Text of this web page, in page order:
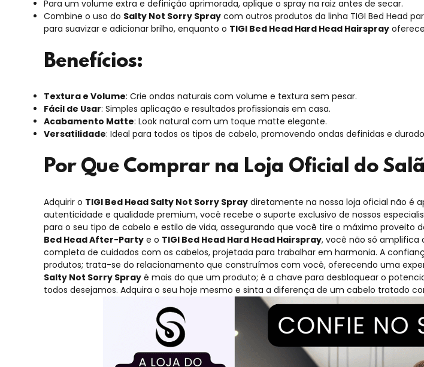
Para um volume extra e definição aprimorada, aplique o spray na raiz antes de secar.
Combine o uso do Salty Not Sorry Spray com outros produtos da linha TIGI Bed Head
para suavizar e adicionar brilho, enquanto o TIGI Bed Head Hard Head Hairspray
Benefícios:
Textura e Volume: Crie ondas naturais com volume e textura sem pesar.
Fácil de Usar: Simples aplicação e resultados profissionais em casa.
Acabamento Matte: Look natural com um toque matte elegante.
Versatilidade: Ideal para todos os tipos de cabelo, promovendo ondas definidas e
Por Que Comprar na Loja Oficial do
Adquirir o TIGI Bed Head Salty Not Sorry Spray diretamente na nossa loja oficial não é
autenticidade e qualidade premium, você recebe o suporte exclusivo de nossos
para o seu tipo de cabelo e estilo de vida, assegurando que você tire o máximo proveito
Bed Head After-Party e o TIGI Bed Head Hard Head Hairspray, você não só amplifica
completa de cuidados com os cabelos, projetada para trabalhar em harmonia. A
produtos; trata-se do relacionamento que construímos com você, oferecendo uma
Salty Not Sorry Spray é mais do que um produto; é a chave para desbloquear o
todos desejamos. Adquira o seu hoje mesmo e sinta a diferença de um cabelo tratado